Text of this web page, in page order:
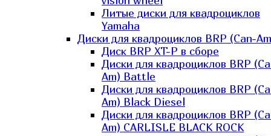
Литые диски для квадроциклов
Yamaha
Диски для квадроциклов BRP (Can-
Диск BRP XT-P в сборе
Диски для квадроциклов BRP
Am) Battle
Диски для квадроциклов BRP
Am) Black Diesel
Диски для квадроциклов BRP
Am) CARLISLE BLACK ROCK